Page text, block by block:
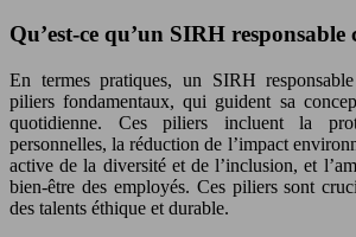
Qu’est-ce qu’un SIRH responsable
En termes pratiques, un SIRH
piliers fondamentaux, qui guident sa
quotidienne. Ces piliers incluent la
personnelles, la réduction de l’impact
active de la diversité et de l’inclusion, et
bien-être des employés. Ces piliers sont
des talents éthique et durable.